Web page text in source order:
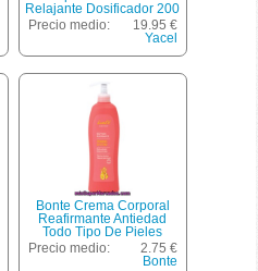
Relajante Dosificador 200
Ml Calma Y Define Tu
Precio medio:
19.95 €
Yacel
Bonte Crema Corporal
Reafirmante Antiedad
Todo Tipo De Pieles
Botella 400ml
Precio medio:
2.75 €
Bonte